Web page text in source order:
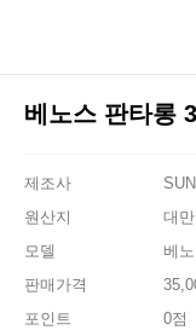
베노스 판타롱
제조사
원산지
대만
모델
베
판매가격
포인트
0점